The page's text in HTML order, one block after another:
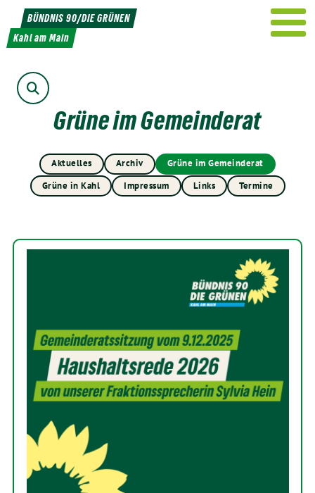
Weiter
zum
Inhalt
BÜNDNIS 90/DIE GRÜNEN
Kahl am Main
Suche
Grüne im Gemeinderat
Aktuelles Archiv
Grüne im Gemeinderat
Grüne in Kahl
Impressum Links Termine